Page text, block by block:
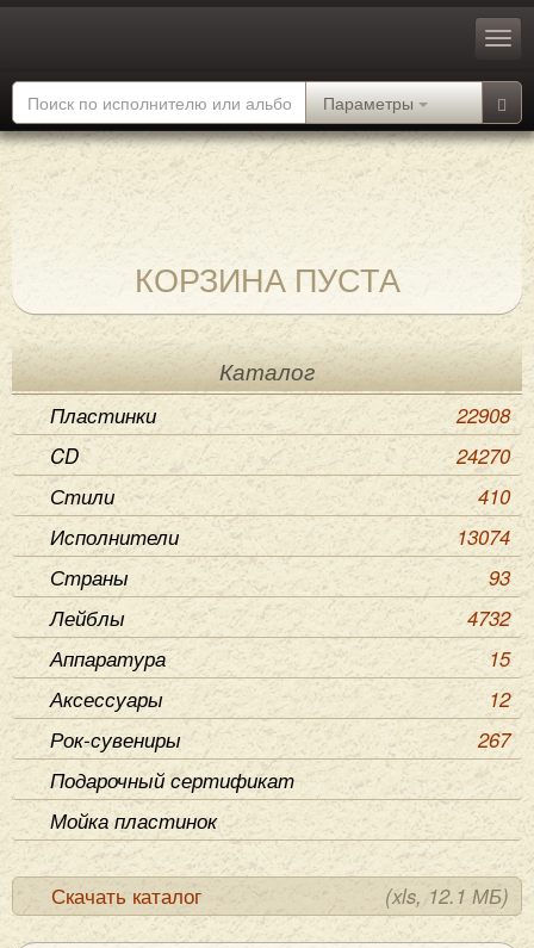
Параметры
КОРЗИНА ПУСТА
Каталог
Пластинки
22908
CD
24270
Стили
410
Исполнители
13074
Страны
93
Лейблы
4732
Аппаратура
15
Аксессуары
12
Рок-сувениры
267
Подарочный сертификат
Мойка пластинок
Скачать каталог (xls, 12.1 МБ)